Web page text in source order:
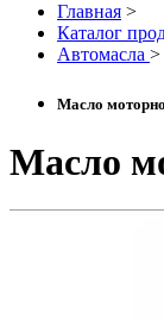
Главная >
Каталог
Автомасла >
Масло
Масло